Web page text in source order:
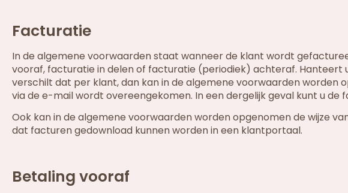
Facturatie
In de algemene voorwaarden staat wanneer de klant wordt
vooraf, facturatie in delen of facturatie (periodiek) achteraf.
verschilt dat per klant, dan kan in de algemene voorwaarden
via de e-mail wordt overeengekomen. In een dergelijk geval kunt u
Ook kan in de algemene voorwaarden worden opgenomen de wijze
dat facturen gedownload kunnen worden in een klantportaal.
Betaling vooraf